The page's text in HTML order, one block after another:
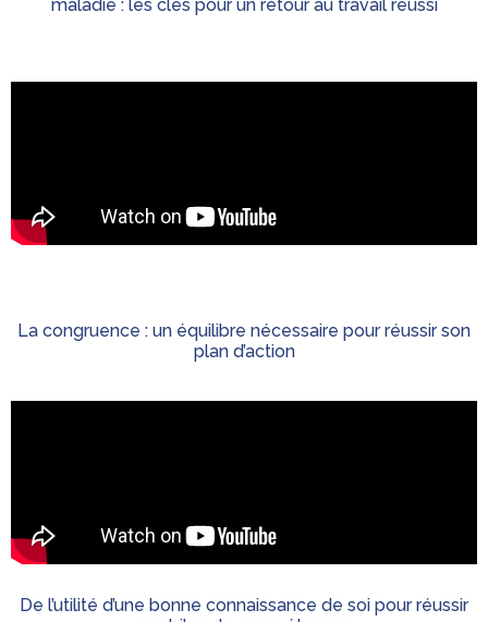
maladie : les clés pour un retour au travail réussi
La congruence : un équilibre nécessaire pour réussir son
plan d’action
De l’utilité d’une bonne connaissance de soi pour réussir